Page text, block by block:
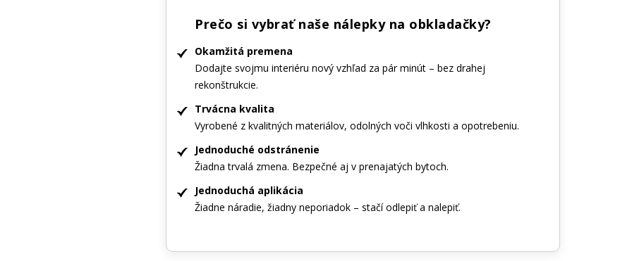
Prečo si vybrať naše nálepky na obkladačky?
Okamžitá premena
Dodajte svojmu interiéru nový vzhľad za pár minút – bez drahej
rekonštrukcie.
Trvácna kvalita
Vyrobené z kvalitných materiálov, odolných voči vlhkosti a opotrebeniu.
Jednoduché odstránenie
Žiadna trvalá zmena. Bezpečné aj v prenajatých bytoch.
Jednoduchá aplikácia
Žiadne náradie, žiadny neporiadok – stačí odlepiť a nalepiť.